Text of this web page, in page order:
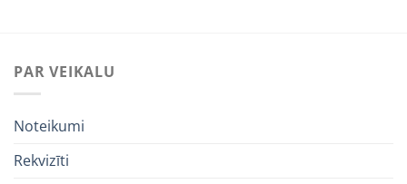
PAR VEIKALU
Noteikumi
Rekvizīti